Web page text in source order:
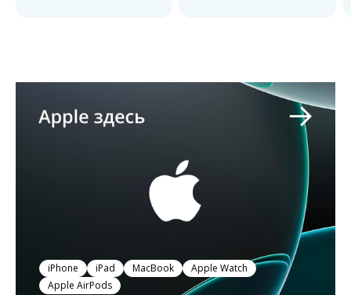
iPhone iPad MacBook
Apple Watch
Apple AirPods